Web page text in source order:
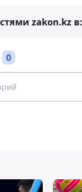
zakon.kz в:
0